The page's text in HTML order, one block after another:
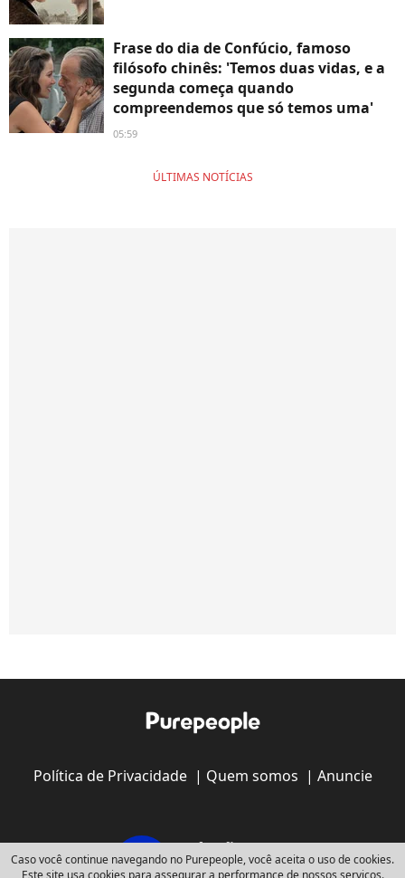
Frase do dia de Confúcio, famoso
filósofo chinês: 'Temos duas vidas, e a
segunda começa quando
compreendemos que só temos uma'
05:59
ÚLTIMAS NOTÍCIAS
Política de Privacidade| Quem somos | Anuncie
Caso você continue navegando no Purepeople, você aceita o uso de cookies.
Este site usa cookies para assegurar a performance de nossos serviços.